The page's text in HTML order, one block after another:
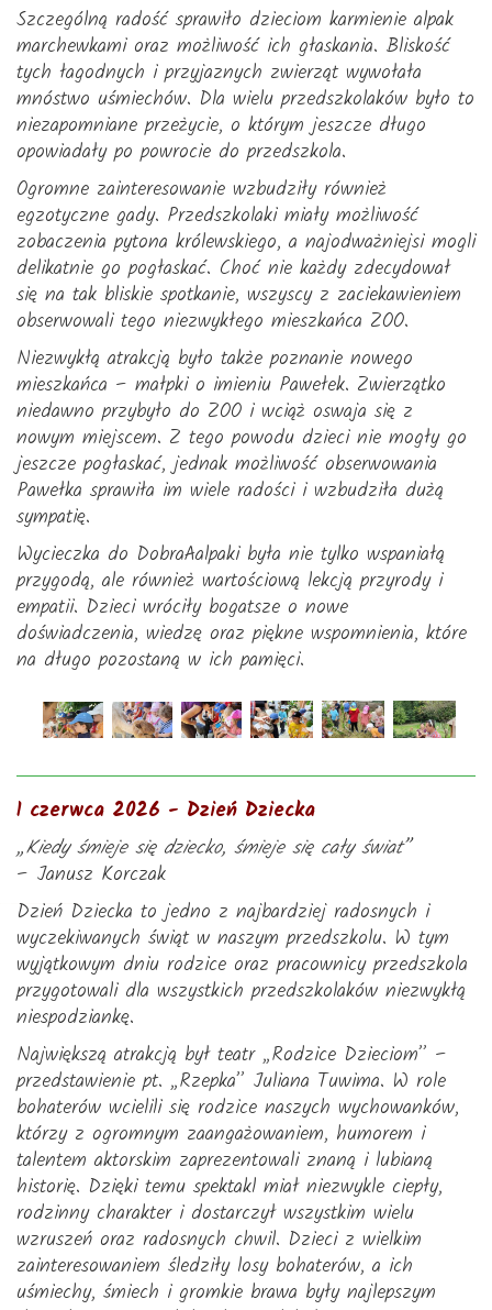
Szczególną radość sprawiło dzieciom karmienie alpak
marchewkami oraz możliwość ich głaskania. Bliskość
tych łagodnych i przyjaznych zwierząt wywołała
mnóstwo uśmiechów. Dla wielu przedszkolaków było to
niezapomniane przeżycie, o którym jeszcze długo
opowiadały po powrocie do przedszkola.
Ogromne zainteresowanie wzbudziły również
egzotyczne gady. Przedszkolaki miały możliwość
zobaczenia pytona królewskiego, a najodważniejsi mogli
delikatnie go pogłaskać. Choć nie każdy zdecydował
się na tak bliskie spotkanie, wszyscy z zaciekawieniem
obserwowali tego niezwykłego mieszkańca ZOO.
Niezwykłą atrakcją było także poznanie nowego
mieszkańca – małpki o imieniu Pawełek. Zwierzątko
niedawno przybyło do ZOO i wciąż oswaja się z
nowym miejscem. Z tego powodu dzieci nie mogły go
jeszcze pogłaskać, jednak możliwość obserwowania
Pawełka sprawiła im wiele radości i wzbudziła dużą
sympatię.
Wycieczka do DobraAalpaki była nie tylko wspaniałą
przygodą, ale również wartościową lekcją przyrody i
empatii. Dzieci wróciły bogatsze o nowe
doświadczenia, wiedzę oraz piękne wspomnienia, które
na długo pozostaną w ich pamięci.
1 czerwca 2026 - Dzień Dziecka
„Kiedy śmieje się dziecko, śmieje się cały świat”
– Janusz Korczak
Dzień Dziecka to jedno z najbardziej radosnych i
wyczekiwanych świąt w naszym przedszkolu. W tym
wyjątkowym dniu rodzice oraz pracownicy przedszkola
przygotowali dla wszystkich przedszkolaków niezwykłą
niespodziankę.
Największą atrakcją był teatr „Rodzice Dzieciom” –
przedstawienie pt. „Rzepka” Juliana Tuwima. W role
bohaterów wcielili się rodzice naszych wychowanków,
którzy z ogromnym zaangażowaniem, humorem i
talentem aktorskim zaprezentowali znaną i lubianą
historię. Dzięki temu spektakl miał niezwykle ciepły,
rodzinny charakter i dostarczył wszystkim wielu
wzruszeń oraz radosnych chwil. Dzieci z wielkim
zainteresowaniem śledziły losy bohaterów, a ich
uśmiechy, śmiech i gromkie brawa były najlepszym